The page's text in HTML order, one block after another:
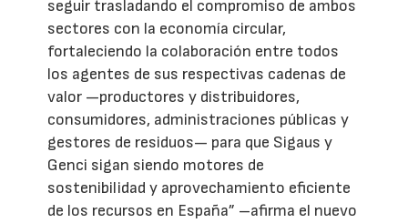
seguir trasladando el compromiso de ambos
sectores con la economía circular,
fortaleciendo la colaboración entre todos
los agentes de sus respectivas cadenas de
valor —productores y distribuidores,
consumidores, administraciones públicas y
gestores de residuos— para que Sigaus y
Genci sigan siendo motores de
sostenibilidad y aprovechamiento eficiente
de los recursos en España” –afirma el nuevo